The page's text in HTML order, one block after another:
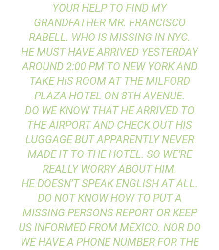
YOUR HELP TO FIND MY
GRANDFATHER MR. FRANCISCO
RABELL. WHO IS MISSING IN NYC.
HE MUST HAVE ARRIVED YESTERDAY
AROUND 2:00 PM TO NEW YORK AND
TAKE HIS ROOM AT THE MILFORD
PLAZA HOTEL ON 8TH AVENUE.
DO WE KNOW THAT HE ARRIVED TO
THE AIRPORT AND CHECK OUT HIS
LUGGAGE BUT APPARENTLY NEVER
MADE IT TO THE HOTEL. SO WE’RE
REALLY WORRY ABOUT HIM.
HE DOESN’T SPEAK ENGLISH AT ALL.
DO NOT KNOW HOW TO PUT A
MISSING PERSONS REPORT OR KEEP
US INFORMED FROM MEXICO. NOR DO
WE HAVE A PHONE NUMBER FOR THE